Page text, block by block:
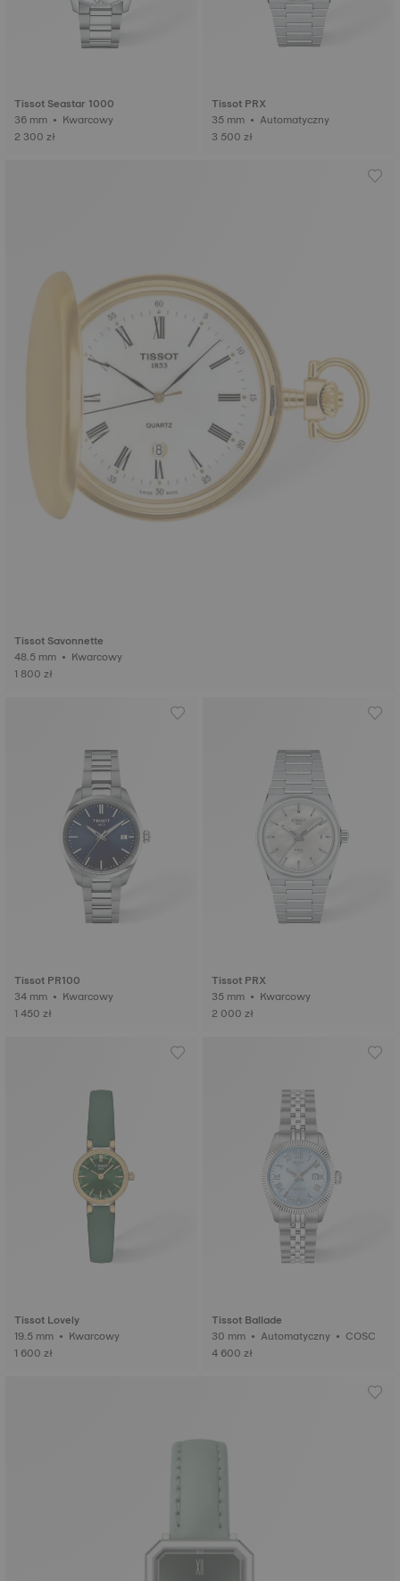
Tissot Seastar 1000
36 mm • Kwarcowy
2 300 zł
Tissot PRX
35 mm • Automatyczny
3 500 zł
Tissot Savonnette
48.5 mm • Kwarcowy
1 800 zł
Tissot PR100
34 mm • Kwarcowy
1 450 zł
Tissot PRX
35 mm • Kwarcowy
2 000 zł
Tissot Lovely
19.5 mm • Kwarcowy
1 600 zł
Tissot Ballade
30 mm • Automatyczny • COSC
4 600 zł